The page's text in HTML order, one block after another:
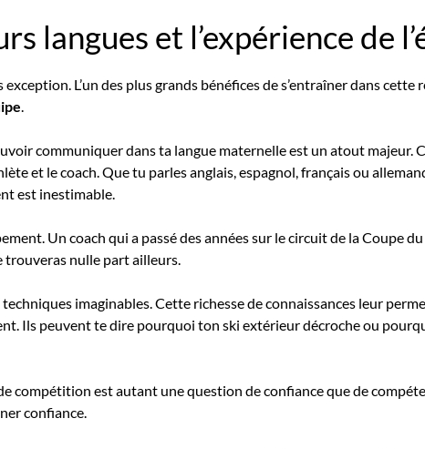
langues et l’expérience de
L’un des plus grands bénéfices de s’entraîner dans cette
communiquer dans ta langue maternelle est un atout majeur.
et le coach. Que tu parles anglais, espagnol, français ou
est inestimable.
Un coach qui a passé des années sur le circuit de la Coupe
trouveras nulle part ailleurs.
imaginables. Cette richesse de connaissances leur
Ils peuvent te dire pourquoi ton ski extérieur décroche ou
compétition est autant une question de confiance que de
confiance.